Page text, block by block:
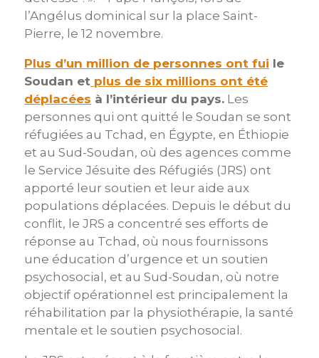
l’Angélus dominical sur la place Saint-
Pierre, le 12 novembre.
Plus d’un million de personnes ont fui le
Soudan et plus de six millions ont été
déplacées à l’intérieur du pays. Les
personnes qui ont quitté le Soudan se sont
réfugiées au Tchad, en Égypte, en Éthiopie
et au Sud-Soudan, où des agences comme
le Service Jésuite des Réfugiés (JRS) ont
apporté leur soutien et leur aide aux
populations déplacées. Depuis le début du
conflit, le JRS a concentré ses efforts de
réponse au Tchad, où nous fournissons
une éducation d’urgence et un soutien
psychosocial, et au Sud-Soudan, où notre
objectif opérationnel est principalement la
réhabilitation par la physiothérapie, la santé
mentale et le soutien psychosocial.